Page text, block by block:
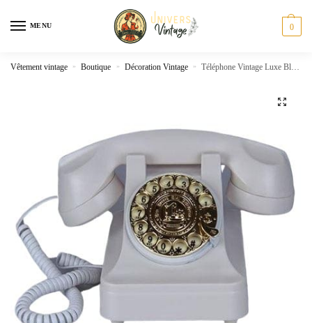
MENU 0
Vêtement vintage » Boutique » Décoration Vintage » Téléphone Vintage Luxe Blanc
🔍